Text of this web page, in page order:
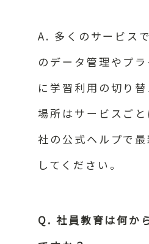
A. 多くのサービス
のデータ管理やプ
に学習利用の切り替
場所はサービスご
社の公式ヘルプで
してください。
Q. 社員教育は何か